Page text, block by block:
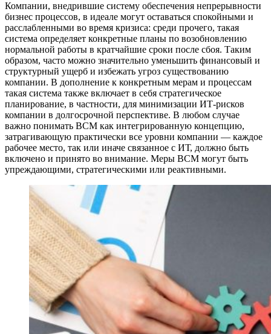
Компании, внедрившие систему обеспечения непрерывности
бизнес процессов, в идеале могут оставаться спокойными и
расслабленными во время кризиса: среди прочего, такая
система определяет конкретные планы по возобновлению
нормальной работы в кратчайшие сроки после сбоя. Таким
образом, часто можно значительно уменьшить финансовый и
структурный ущерб и избежать угроз существованию
компании. В дополнение к конкретным мерам и процессам
такая система также включает в себя стратегическое
планирование, в частности, для минимизации ИТ-рисков
компании в долгосрочной перспективе. В любом случае
важно понимать BCM как интегрированную концепцию,
затрагивающую практически все уровни компании — каждое
рабочее место, так или иначе связанное с ИТ, должно быть
включено и принято во внимание. Меры BCM могут быть
упреждающими, стратегическими или реактивными.